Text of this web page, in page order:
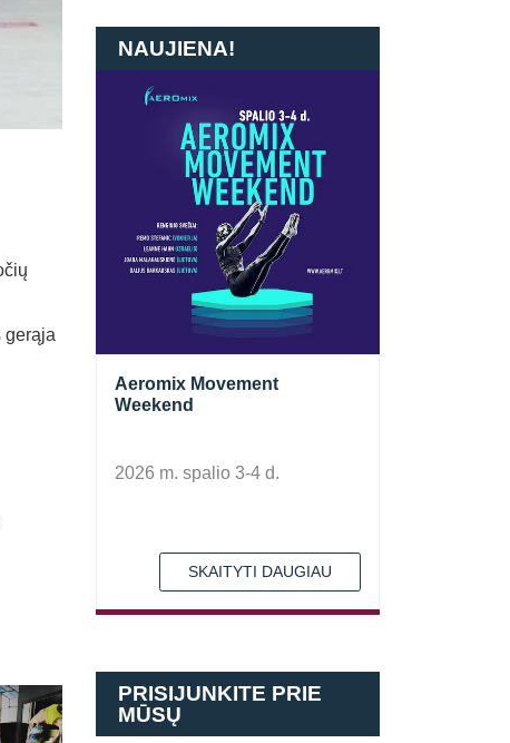
gerąja
NAUJIENA!
Aeromix Movement
Weekend
2026 m. spalio 3-4 d.
SKAITYTI DAUGIAU
PRISIJUNKITE PRIE
MŪSŲ